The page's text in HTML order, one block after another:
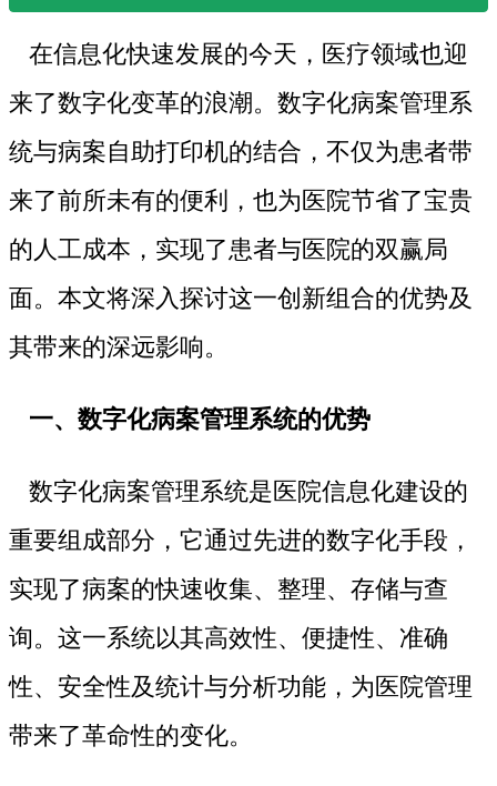
在信息化快速发展的今天，医疗领域也迎
来了数字化变革的浪潮。数字化病案管理系
统与病案自助打印机的结合，不仅为患者带
来了前所未有的便利，也为医院节省了宝贵
的人工成本，实现了患者与医院的双赢局
面。本文将深入探讨这一创新组合的优势及
其带来的深远影响。
一、数字化病案管理系统的优势
数字化病案管理系统是医院信息化建设的
重要组成部分，它通过先进的数字化手段，
实现了病案的快速收集、整理、存储与查
询。这一系统以其高效性、便捷性、准确
性、安全性及统计与分析功能，为医院管理
带来了革命性的变化。